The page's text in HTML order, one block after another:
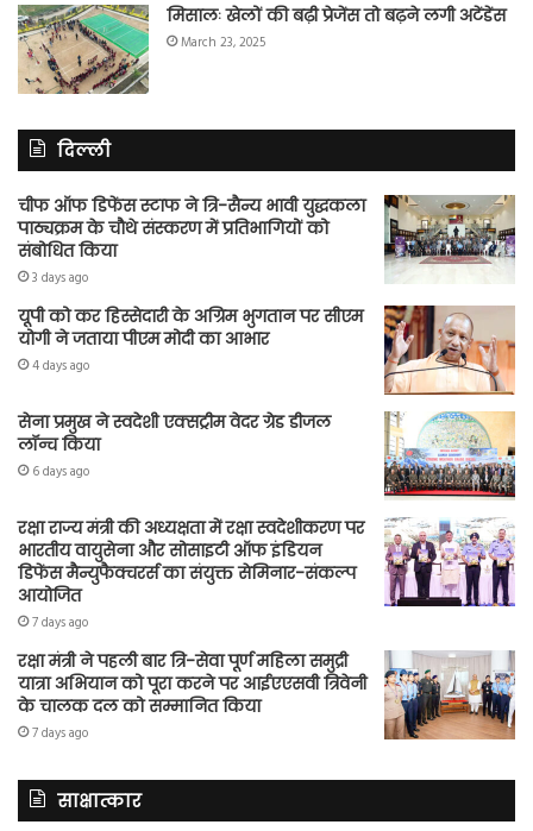
मिसालः खेलों की बढ़ी प्रेजेंस तो बढ़ने लगी अटेंडेंस
March 23, 2025
दिल्ली
चीफ ऑफ डिफेंस स्टाफ ने त्रि-सैन्य भावी युद्धकला
पाठ्यक्रम के चौथे संस्करण में प्रतिभागियों को
संबोधित किया
3 days ago
यूपी को कर हिस्सेदारी के अग्रिम भुगतान पर सीएम
योगी ने जताया पीएम मोदी का आभार
4 days ago
सेना प्रमुख ने स्वदेशी एक्सट्रीम वेदर ग्रेड डीजल
लॉन्च किया
6 days ago
रक्षा राज्य मंत्री की अध्यक्षता में रक्षा स्वदेशीकरण पर
भारतीय वायुसेना और सोसाइटी ऑफ इंडियन
डिफेंस मैन्युफैक्चरर्स का संयुक्त सेमिनार-संकल्प
आयोजित
7 days ago
रक्षा मंत्री ने पहली बार त्रि-सेवा पूर्ण महिला समुद्री
यात्रा अभियान को पूरा करने पर आईएएसवी त्रिवेनी
के चालक दल को सम्मानित किया
7 days ago
साक्षात्कार